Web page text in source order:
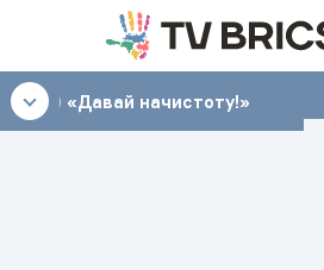
12:00 «Давай начистоту!»